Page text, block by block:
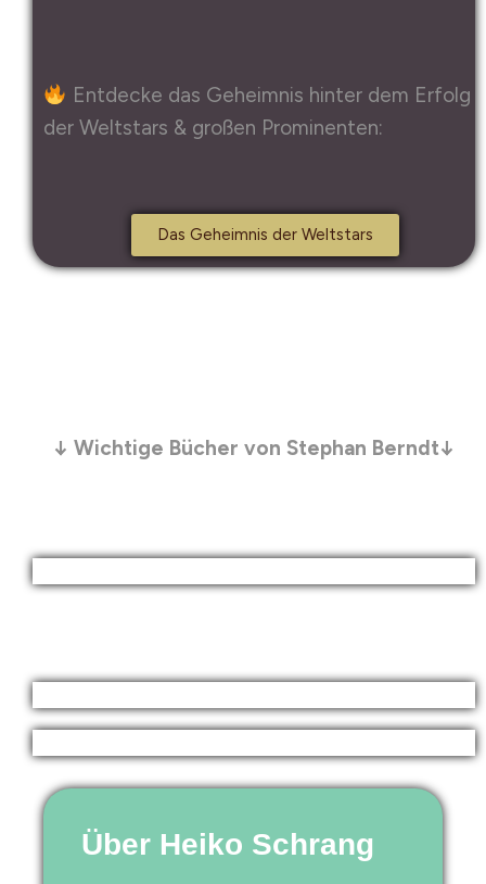
Entdecke das Geheimnis hinter dem Erfolg
der Weltstars & großen Prominenten:
Das Geheimnis der Weltstars
↓ Wichtige Bücher von Stephan Berndt↓
Über Heiko Schrang